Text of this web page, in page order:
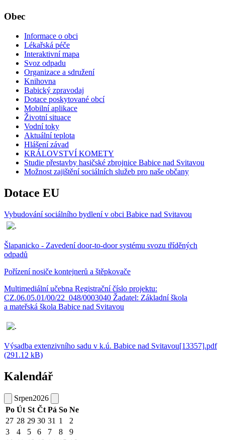
Obec
Informace o obci
Lékařská péče
Interaktivní mapa
Svoz odpadu
Organizace a sdružení
Knihovna
Babický zpravodaj
Dotace poskytované obcí
Mobilní aplikace
Životní situace
Vodní toky
Aktuální teplota
Hlášení závad
KRÁLOVSTVÍ KOMETY
Studie přestavby hasičské zbrojnice Babice nad Svitavou
Možnost zajištění sociálních služeb pro naše občany
Dotace EU
Vybudování sociálního bydlení v obci Babice nad Svitavou
Šlapanicko - Zavedení door-to-door systému svozu tříděných
odpadů
Pořízení nosiče kontejnerů a štěpkovače
Multimediální učebna Registrační číslo projektu:
CZ.06.05.01/00/22_048/0003040 Žadatel: Základní škola
a mateřská škola Babice nad Svitavou
Výsadba extenzivního sadu v k.ú. Babice nad Svitavou[13357].pdf
(291.12 kB)
Kalendář
Srpen2026
Po Út St Čt Pá So Ne
27 28 29 30 31 1
2
3
4 5 6 7 8
9